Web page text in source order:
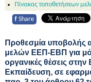
Πίνακας τοποθετήσεων
f Share
Προθεσμία υποβολής
μελών ΕΕΠ-ΕΒΠ για
οργανικές θέσεις στην
Εκπαίδευση, σε